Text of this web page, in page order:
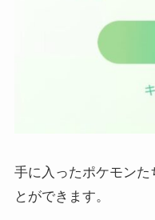
手に入ったポケモンた
とができます。